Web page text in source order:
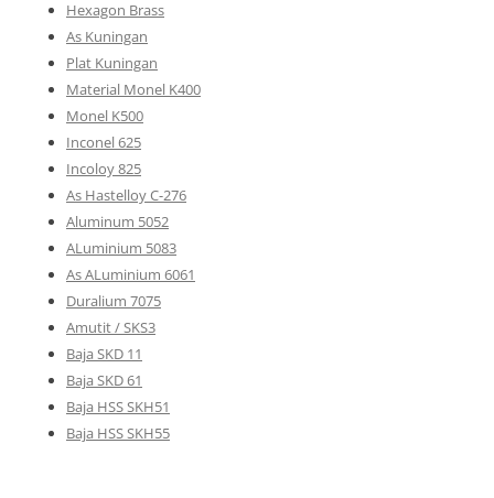
Hexagon Brass
As Kuningan
Plat Kuningan
Material Monel K400
Monel K500
Inconel 625
Incoloy 825
As Hastelloy C-276
Aluminum 5052
ALuminium 5083
As ALuminium 6061
Duralium 7075
Amutit / SKS3
Baja SKD 11
Baja SKD 61
Baja HSS SKH51
Baja HSS SKH55